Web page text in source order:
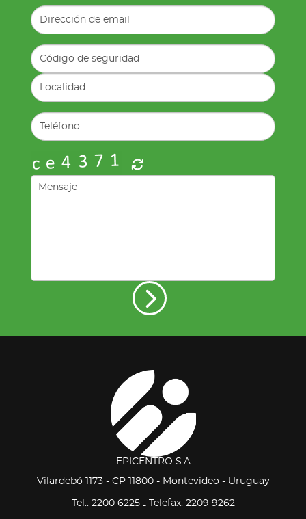
EPICENTRO S.A
Vilardebó 1173 - CP 11800 - Montevideo - Uruguay
Tel.: 2200 6225- Telefax: 2209 9262